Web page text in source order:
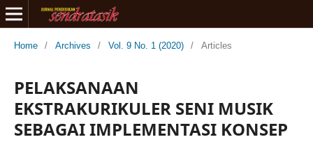
Home / Archives / Vol. 9 No. 1 (2020) / Articles
PELAKSANAAN
EKSTRAKURIKULER SENI MUSIK
SEBAGAI IMPLEMENTASI KONSEP